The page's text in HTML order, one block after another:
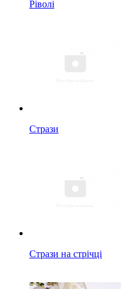
Ріволі
Стрази
Стрази на стрічці